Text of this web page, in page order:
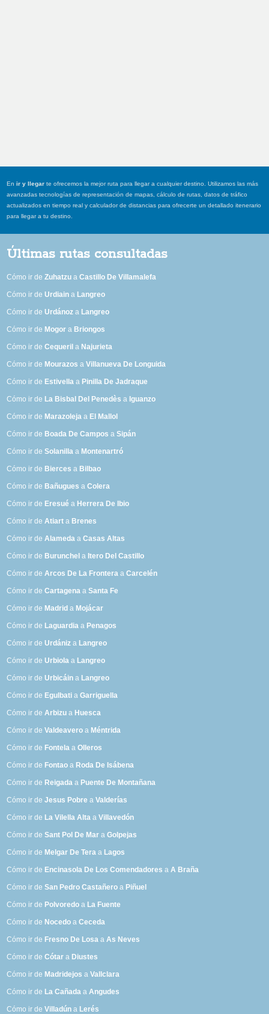
Enir y llegar te ofrecemos la mejor ruta para llegar a cualquier destino. Utilizamos las más
avanzadas tecnologías de representación de mapas, cálculo de rutas, datos de tráfico
actualizados en tiempo real y calculador de distancias para ofrecerte un detallado itenerario
para llegar a tu destino.
Últimas rutas consultadas
Cómo ir deZuhatzu aCastillo De Villamalefa
Cómo ir deUrdiain a Langreo
Cómo ir deUrdánoz a Langreo
Cómo ir de Mogor a Briongos
Cómo ir deCequeril a Najurieta
Cómo ir de Mourazos aVillanueva De Longuida
Cómo ir de Estivella a Pinilla De Jadraque
Cómo ir de La Bisbal Del Penedès a Iguanzo
Cómo ir de Marazoleja a El Mallol
Cómo ir de Boada De Campos aSipán
Cómo ir deSolanilla a Montenartró
Cómo ir de Bierces a Bilbao
Cómo ir de Bañugues aColera
Cómo ir de Eresué a Herrera De Ibio
Cómo ir deAtiart a Brenes
Cómo ir deAlameda aCasas Altas
Cómo ir de Burunchel a Itero Del Castillo
Cómo ir deArcos De La Frontera aCarcelén
Cómo ir deCartagena aSanta Fe
Cómo ir de Madrid a Mojácar
Cómo ir de Laguardia a Penagos
Cómo ir deUrdániz a Langreo
Cómo ir deUrbiola a Langreo
Cómo ir deUrbicáin a Langreo
Cómo ir de Egulbati aGarriguella
Cómo ir deArbizu a Huesca
Cómo ir deValdeavero a Méntrida
Cómo ir de Fontela aOlleros
Cómo ir de Fontao a Roda De Isábena
Cómo ir de Reigada a Puente De Montañana
Cómo ir deJesus Pobre aValderías
Cómo ir de La Vilella Alta aVillavedón
Cómo ir deSant Pol De Mar aGolpejas
Cómo ir de Melgar De Tera a Lagos
Cómo ir de Encinasola De Los Comendadores aA Braña
Cómo ir deSan Pedro Castañero a Piñuel
Cómo ir de Polvoredo a La Fuente
Cómo ir de Nocedo aCeceda
Cómo ir de Fresno De Losa aAs Neves
Cómo ir deCótar a Diustes
Cómo ir de Madridejos aVallclara
Cómo ir de La Cañada aAngudes
Cómo ir deVilladún a Lerés